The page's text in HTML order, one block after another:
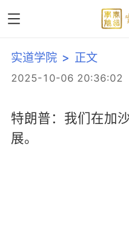
实道学院 > 正文
2025-10-06 20:36:02
特朗普：我们在加
展。